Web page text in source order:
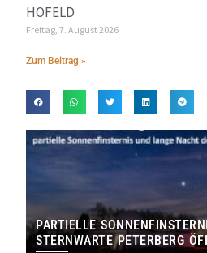
HOFELD
Freitag, 7. August 2026
Zum Beitrag »
PARTIELLE
STERNWARTE PETERBERG